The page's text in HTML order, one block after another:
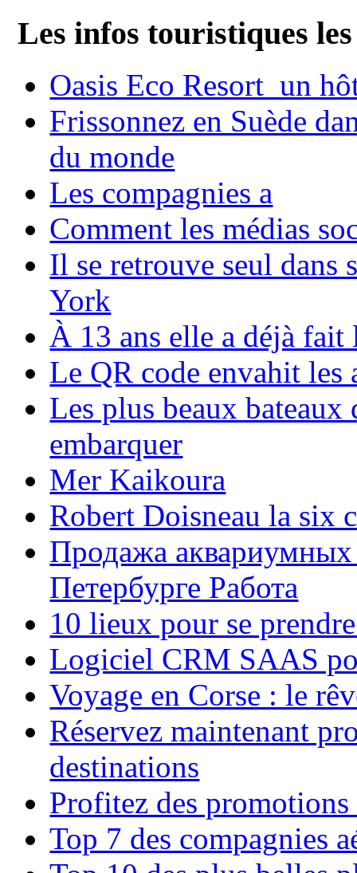
Les infos touristiques
Oasis Eco Resort un
Frissonnez en Suède
du monde
Les compagnies a
Comment les médias
Il se retrouve seul dans
York
À 13 ans elle a déjà
Le QR code envahit les
Les plus beaux bateaux
embarquer
Mer Kaikoura
Robert Doisneau la six
Продажа аквариумных
Петербурге Работа
10 lieux pour se
Logiciel CRM SAAS
Voyage en Corse : le
Réservez maintenant
destinations
Profitez des
Top 7 des compagnies